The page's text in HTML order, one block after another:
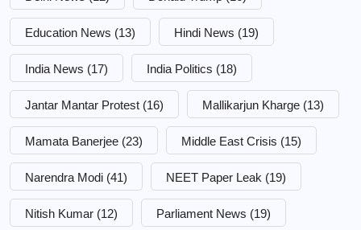
Education News (13) Hindi News (19)
India News (17) India Politics (18)
Jantar Mantar Protest (16) Mallikarjun Kharge (13)
Mamata Banerjee (23) Middle East Crisis (15)
Narendra Modi (41) NEET Paper Leak (19)
Nitish Kumar (12) Parliament News (19)